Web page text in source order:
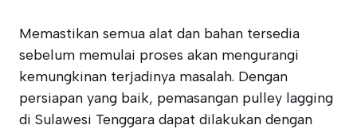
Memastikan semua alat dan bahan tersedia
sebelum memulai proses akan mengurangi
kemungkinan terjadinya masalah. Dengan
persiapan yang baik, pemasangan pulley lagging
di Sulawesi Tenggara dapat dilakukan dengan